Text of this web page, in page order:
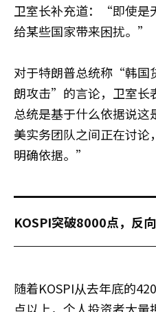
卫室长补充道：“即使是
给某些国家带来困扰。”
对于特朗普总统称“韩国
朗攻击”的言论，卫室
总统是基于什么依据说
美实务团队之间正在讨
明确依据。”
KOSPI突破8000点，反
随着KOSPI从去年底的
点以上，个人投资者大量